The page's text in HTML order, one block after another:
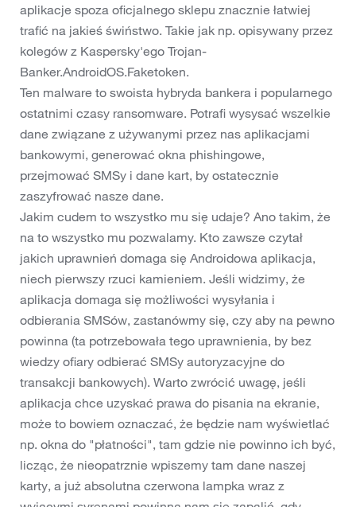
aplikacje spoza oficjalnego sklepu znacznie łatwiej
trafić na jakieś świństwo. Takie jak np. opisywany przez
kolegów z Kaspersky'ego Trojan-
Banker.AndroidOS.Faketoken.
Ten malware to swoista hybryda bankera i popularnego
ostatnimi czasy ransomware. Potrafi wysysać wszelkie
dane związane z używanymi przez nas aplikacjami
bankowymi, generować okna phishingowe,
przejmować SMSy i dane kart, by ostatecznie
zaszyfrować nasze dane.
Jakim cudem to wszystko mu się udaje? Ano takim, że
na to wszystko mu pozwalamy. Kto zawsze czytał
jakich uprawnień domaga się Androidowa aplikacja,
niech pierwszy rzuci kamieniem. Jeśli widzimy, że
aplikacja domaga się możliwości wysyłania i
odbierania SMSów, zastanówmy się, czy aby na pewno
powinna (ta potrzebowała tego uprawnienia, by bez
wiedzy ofiary odbierać SMSy autoryzacyjne do
transakcji bankowych). Warto zwrócić uwagę, jeśli
aplikacja chce uzyskać prawa do pisania na ekranie,
może to bowiem oznaczać, że będzie nam wyświetlać
np. okna do "płatności", tam gdzie nie powinno ich być,
licząc, że nieopatrznie wpiszemy tam dane naszej
karty, a już absolutna czerwona lampka wraz z